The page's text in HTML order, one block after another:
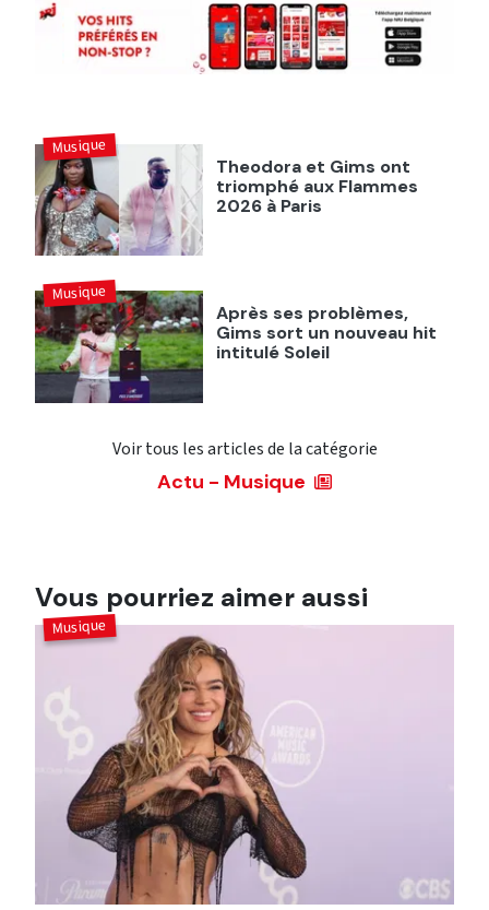
Theodora et Gims ont
triomphé aux Flammes
2026 à Paris
Musique
Après ses problèmes,
Gims sort un nouveau hit
intitulé Soleil
Musique
Voir tous les articles de la catégorie
Actu - Musique
Vous pourriez aimer aussi
Musique